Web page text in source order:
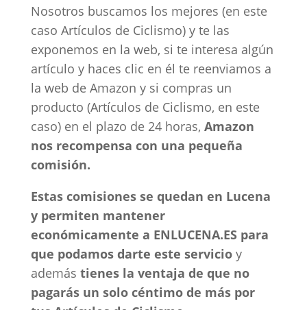
Nosotros buscamos los mejores (en este
caso Artículos de Ciclismo) y te las
exponemos en la web, si te interesa algún
artículo y haces clic en él te reenviamos a
la web de Amazon y si compras un
producto (Artículos de Ciclismo, en este
caso) en el plazo de 24 horas, Amazon
nos recompensa con una pequeña
comisión.
Estas comisiones se quedan en Lucena
y permiten mantener
económicamente a ENLUCENA.ES para
que podamos darte este servicioy
además tienes la ventaja de que no
pagarás un solo céntimo de más por